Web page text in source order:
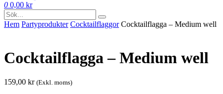
0 0,00 kr
Hem Party­­produkter Cocktail­flaggor Cocktailflagga – Medium well
Cocktailflagga – Medium well
159,00 kr (Exkl. moms)